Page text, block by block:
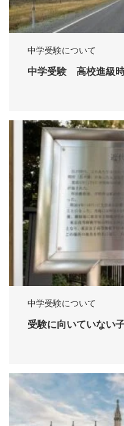
中学受験について
中学受験 高校進級時
中学受験について
受験に向いていない